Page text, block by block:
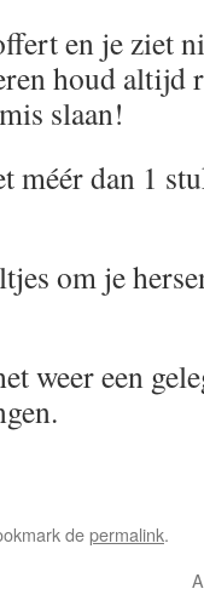
en je ziet
houd altijd
slaan!
méér dan 1
om je
weer een
depermalink.